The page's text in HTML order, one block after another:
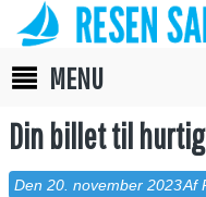
MENU
Din billet til
Den 20. november 2023Af